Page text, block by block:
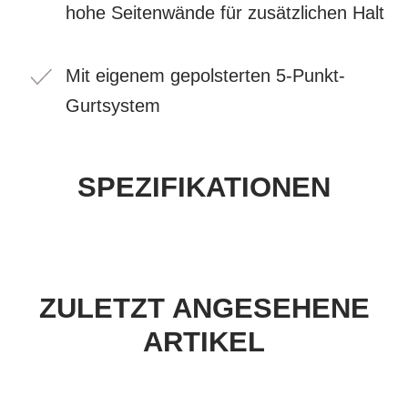
hohe Seitenwände für zusätzlichen Halt
Mit eigenem gepolsterten 5-Punkt-
Gurtsystem
SPEZIFIKATIONEN
ZULETZT ANGESEHENE
ARTIKEL